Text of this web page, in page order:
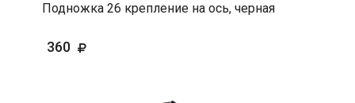
Подножка 26 крепление на ось, черная
360